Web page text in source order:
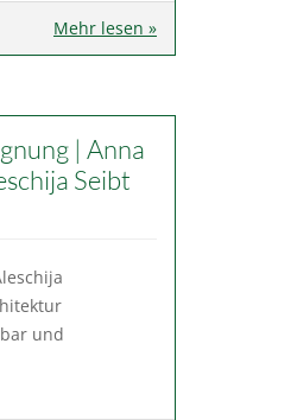
Mehr lesen »
| Anna
Seibt
und